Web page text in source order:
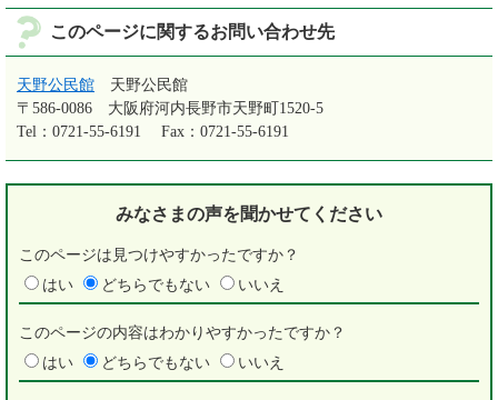
このページに関するお問い合わせ先
天野公民館
天野公民館
〒586-0086
大阪府河内長野市天野町1520-5
Tel：0721-55-6191
Fax：0721-55-6191
みなさまの声を聞かせてください
このページは見つけやすかったですか？
はい
どちらでもない いいえ
このページの内容はわかりやすかったですか？
はい
どちらでもない いいえ